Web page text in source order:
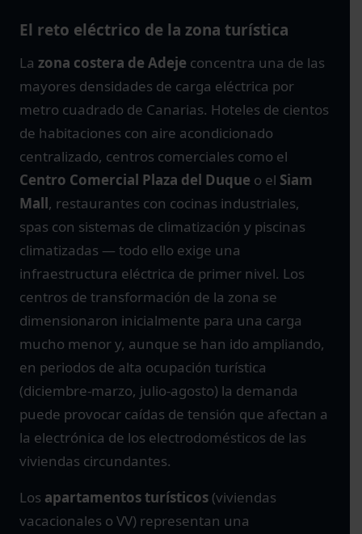
El reto eléctrico de la zona turística
La zona costera de Adeje concentra una de las
mayores densidades de carga eléctrica por
metro cuadrado de Canarias. Hoteles de cientos
de habitaciones con aire acondicionado
centralizado, centros comerciales como el
Centro Comercial Plaza del Duque o el Siam
Mall, restaurantes con cocinas industriales,
spas con sistemas de climatización y piscinas
climatizadas — todo ello exige una
infraestructura eléctrica de primer nivel. Los
centros de transformación de la zona se
dimensionaron inicialmente para una carga
mucho menor y, aunque se han ido ampliando,
en periodos de alta ocupación turística
(diciembre-marzo, julio-agosto) la demanda
puede provocar caídas de tensión que afectan a
la electrónica de los electrodomésticos de las
viviendas circundantes.
Los apartamentos turísticos (viviendas
vacacionales o VV) representan una